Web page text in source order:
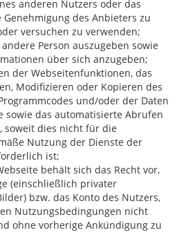
anderen Nutzers oder das
Genehmigung des Anbieters zu
versuchen zu verwenden;
Person auszugeben sowie
über sich anzugeben;
der Webseitenfunktionen, das
Modifizieren oder Kopieren des
und/oder der Daten
sowie das automatisierte Abrufen
soweit dies nicht für die
Nutzung der Dienste der
ist;
behält sich das Recht vor,
(einschließlich privater
bzw. das Konto des Nutzers,
Nutzungsbedingungen nicht
ohne vorherige Ankündigung zu